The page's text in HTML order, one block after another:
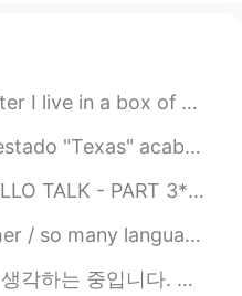
by the devil And I'm drawn to ...
100% abiertos y ya no necesitamos m...
using Hello Talk for almost four years and t...
give you all a bit of background, I was bro...
just wondering if I should go eat now or not. 내일 비가...